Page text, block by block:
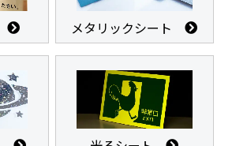
メタリックシート